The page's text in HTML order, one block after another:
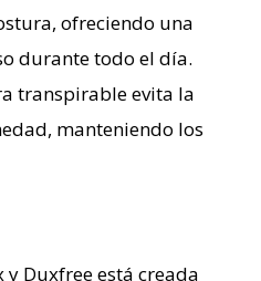
ofreciendo una
durante todo el día.
transpirable evita la
manteniendo los
Duxfree está creada